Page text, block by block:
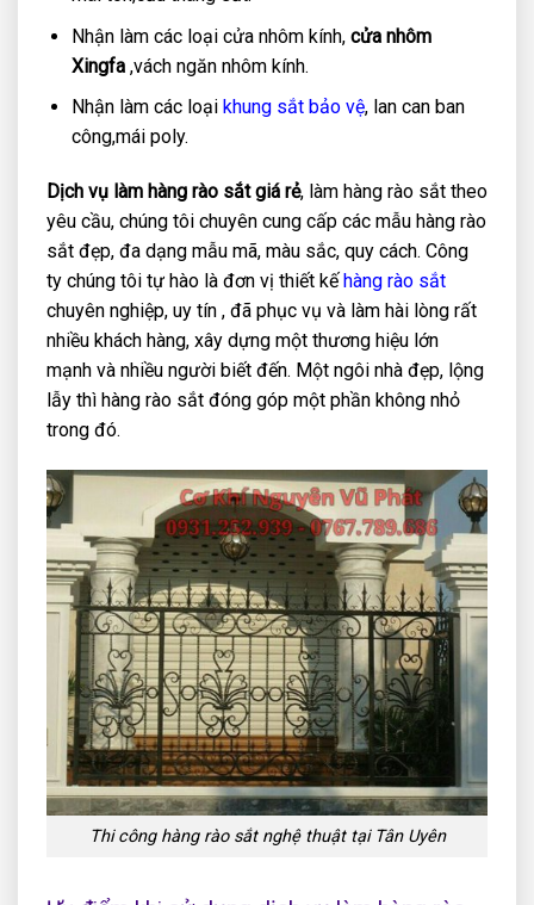
Nhận làm các loại cửa nhôm kính, cửa nhôm
Xingfa,vách ngăn nhôm kính.
Nhận làm các loại khung sắt bảo vệ, lan can ban
công,mái poly.
Dịch vụ làm hàng rào sắt giá rẻ, làm hàng rào sắt theo
yêu cầu, chúng tôi chuyên cung cấp các mẫu hàng rào
sắt đẹp, đa dạng mẫu mã, màu sắc, quy cách. Công
ty chúng tôi tự hào là đơn vị thiết kế hàng rào sắt
chuyên nghiệp, uy tín , đã phục vụ và làm hài lòng rất
nhiều khách hàng, xây dựng một thương hiệu lớn
mạnh và nhiều người biết đến. Một ngôi nhà đẹp, lộng
lẫy thì hàng rào sắt đóng góp một phần không nhỏ
trong đó.
Thi công hàng rào sắt nghệ thuật tại Tân Uyên